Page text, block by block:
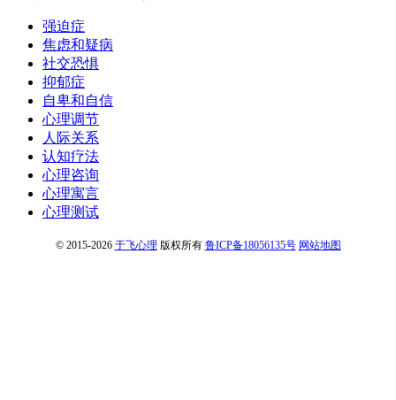
强迫症
焦虑和疑病
社交恐惧
抑郁症
自卑和自信
心理调节
人际关系
认知疗法
心理咨询
心理寓言
心理测试
© 2015-2026 于飞心理 版权所有 鲁ICP备18056135号 网站地图